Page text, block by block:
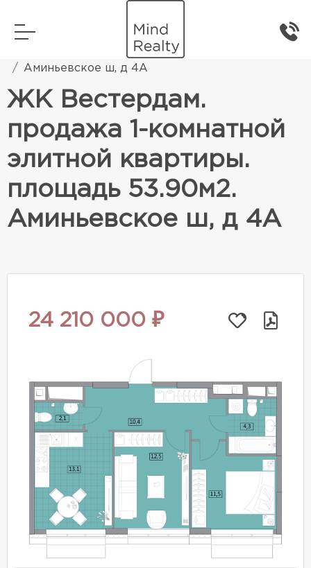
Элитная жилая недвижимость
Аминьевское ш, д 4А
ЖК Вестердам.
продажа 1-комнатной
элитной квартиры.
площадь 53.90м2.
Аминьевское ш, д 4А
24 210 000 ₽